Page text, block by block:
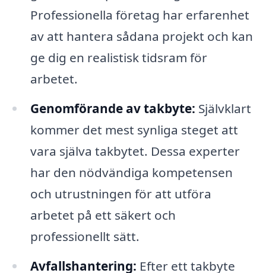
Professionella företag har erfarenhet
av att hantera sådana projekt och kan
ge dig en realistisk tidsram för
arbetet.
Genomförande av takbyte: Självklart
kommer det mest synliga steget att
vara själva takbytet. Dessa experter
har den nödvändiga kompetensen
och utrustningen för att utföra
arbetet på ett säkert och
professionellt sätt.
Avfallshantering: Efter ett takbyte